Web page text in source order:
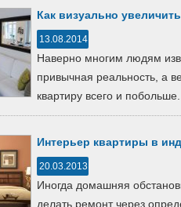
Как визуально
13.08.2014
Наверно многим людям
привычная реальность, а
квартиру всего и
Интерьер квартиры в
20.03.2013
Иногда домашняя
делать ремонт через